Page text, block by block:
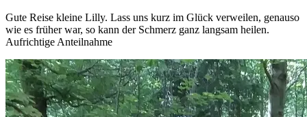
Gute Reise kleine Lilly. Lass uns kurz im Glück verweilen, genauso
wie es früher war, so kann der Schmerz ganz langsam heilen.
Aufrichtige Anteilnahme